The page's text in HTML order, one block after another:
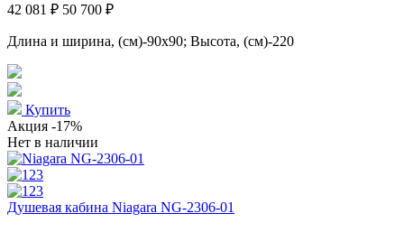
42 081 ₽ 50 700 ₽
Длина и ширина, (см)-90x90; Высота, (см)-220
Купить
Акция -17%
Нет в наличии
Душевая кабина Niagara NG-2306-01